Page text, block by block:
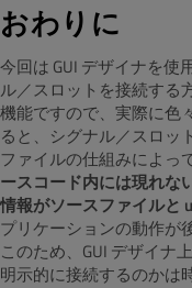
おわりに
今回は GUI デザイナを
ル／スロットを接続する
機能ですので、実際に色
ると、シグナル／スロッ
ファイルの仕組みによっ
ースコード内には現れな
情報がソースファイルと
プリケーションの動作が
このため、GUI デザイナ
明示的に接続するのかは